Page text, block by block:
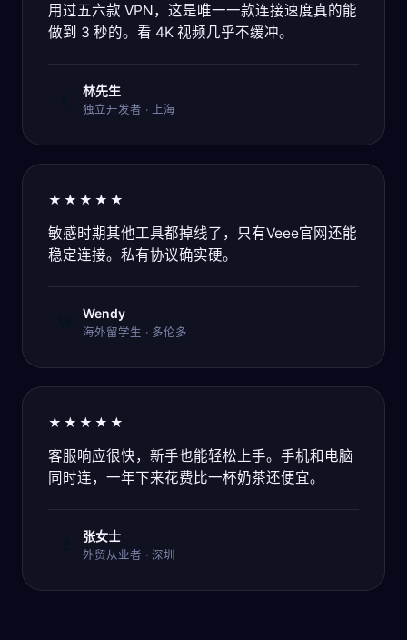
用过五六款 VPN，这是唯一一款连接速度真的能
做到 3 秒的。看 4K 视频几乎不缓冲。
林先生
独立开发者 · 上海
★★★★★
敏感时期其他工具都掉线了，只有Veee官网还能
稳定连接。私有协议确实硬。
Wendy
海外留学生 · 多伦多
★★★★★
客服响应很快，新手也能轻松上手。手机和电脑
同时连，一年下来花费比一杯奶茶还便宜。
张女士
外贸从业者 · 深圳